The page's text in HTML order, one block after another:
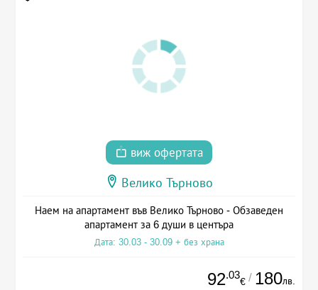
виж офертата
Велико Търново
Наем на апартамент във Велико Търново - Обзаведен
апартамент за 6 души в центъра
Дата: 30.03 - 30.09 + без храна
92.03
€ / 180лв.